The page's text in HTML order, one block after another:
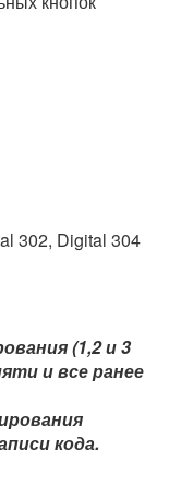
302, Digital 304
(1,2 и 3
и все ранее
кода.